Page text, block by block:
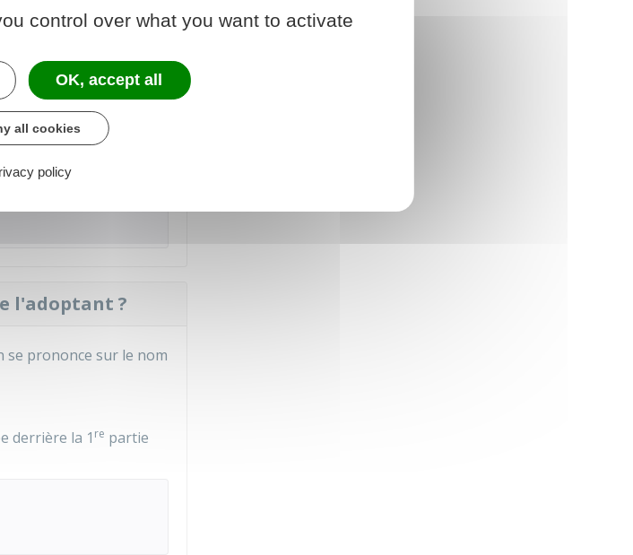
ou l'adopté
son nom.
13 ans et plus.
procédure d'adoption.
OU DES PRÉNOM(S)
qu'il a donné son
l'adoptant ?
se prononce sur le nom
derrière la 1 re partie
control over what you want to activate
OK, accept all
all cookies
policy